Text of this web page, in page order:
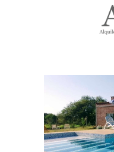
Alquiler
Temporari
o Salta
Alquileres